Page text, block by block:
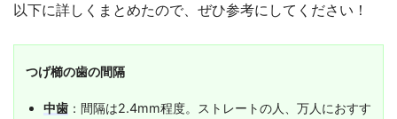
以下に詳しくまとめたので、ぜひ参考にしてください！
つげ櫛の歯の間隔
中歯：間隔は2.4mm程度。ストレートの人、万人におすす